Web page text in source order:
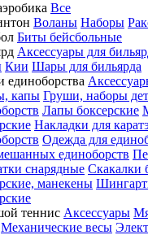
Все
Воланы Наборы
Биты бейсбольные
Аксессуары для
Кии Шары для бильярда
единоборства
капы Груши, наборы
Лапы боксерские
Накладки для
Одежда для
единоборств
снарядные Скакалки
манекены
теннис Аксессуары
Механические весы